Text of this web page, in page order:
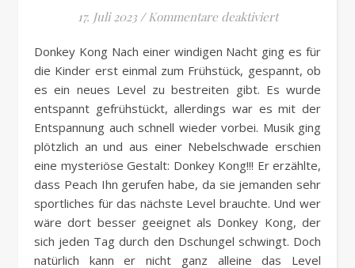
17. Juli 2023 / Kommentare deaktiviertfür 2023
Donkey Kong Nach einer windigen Nacht ging es für
die Kinder erst einmal zum Frühstück, gespannt, ob
es ein neues Level zu bestreiten gibt. Es wurde
entspannt gefrühstückt, allerdings war es mit der
Entspannung auch schnell wieder vorbei. Musik ging
plötzlich an und aus einer Nebelschwade erschien
eine mysteriöse Gestalt: Donkey Kong!!! Er erzählte,
dass Peach Ihn gerufen habe, da sie jemanden sehr
sportliches für das nächste Level brauchte. Und wer
wäre dort besser geeignet als Donkey Kong, der
sich jeden Tag durch den Dschungel schwingt. Doch
natürlich kann er nicht ganz alleine das Level